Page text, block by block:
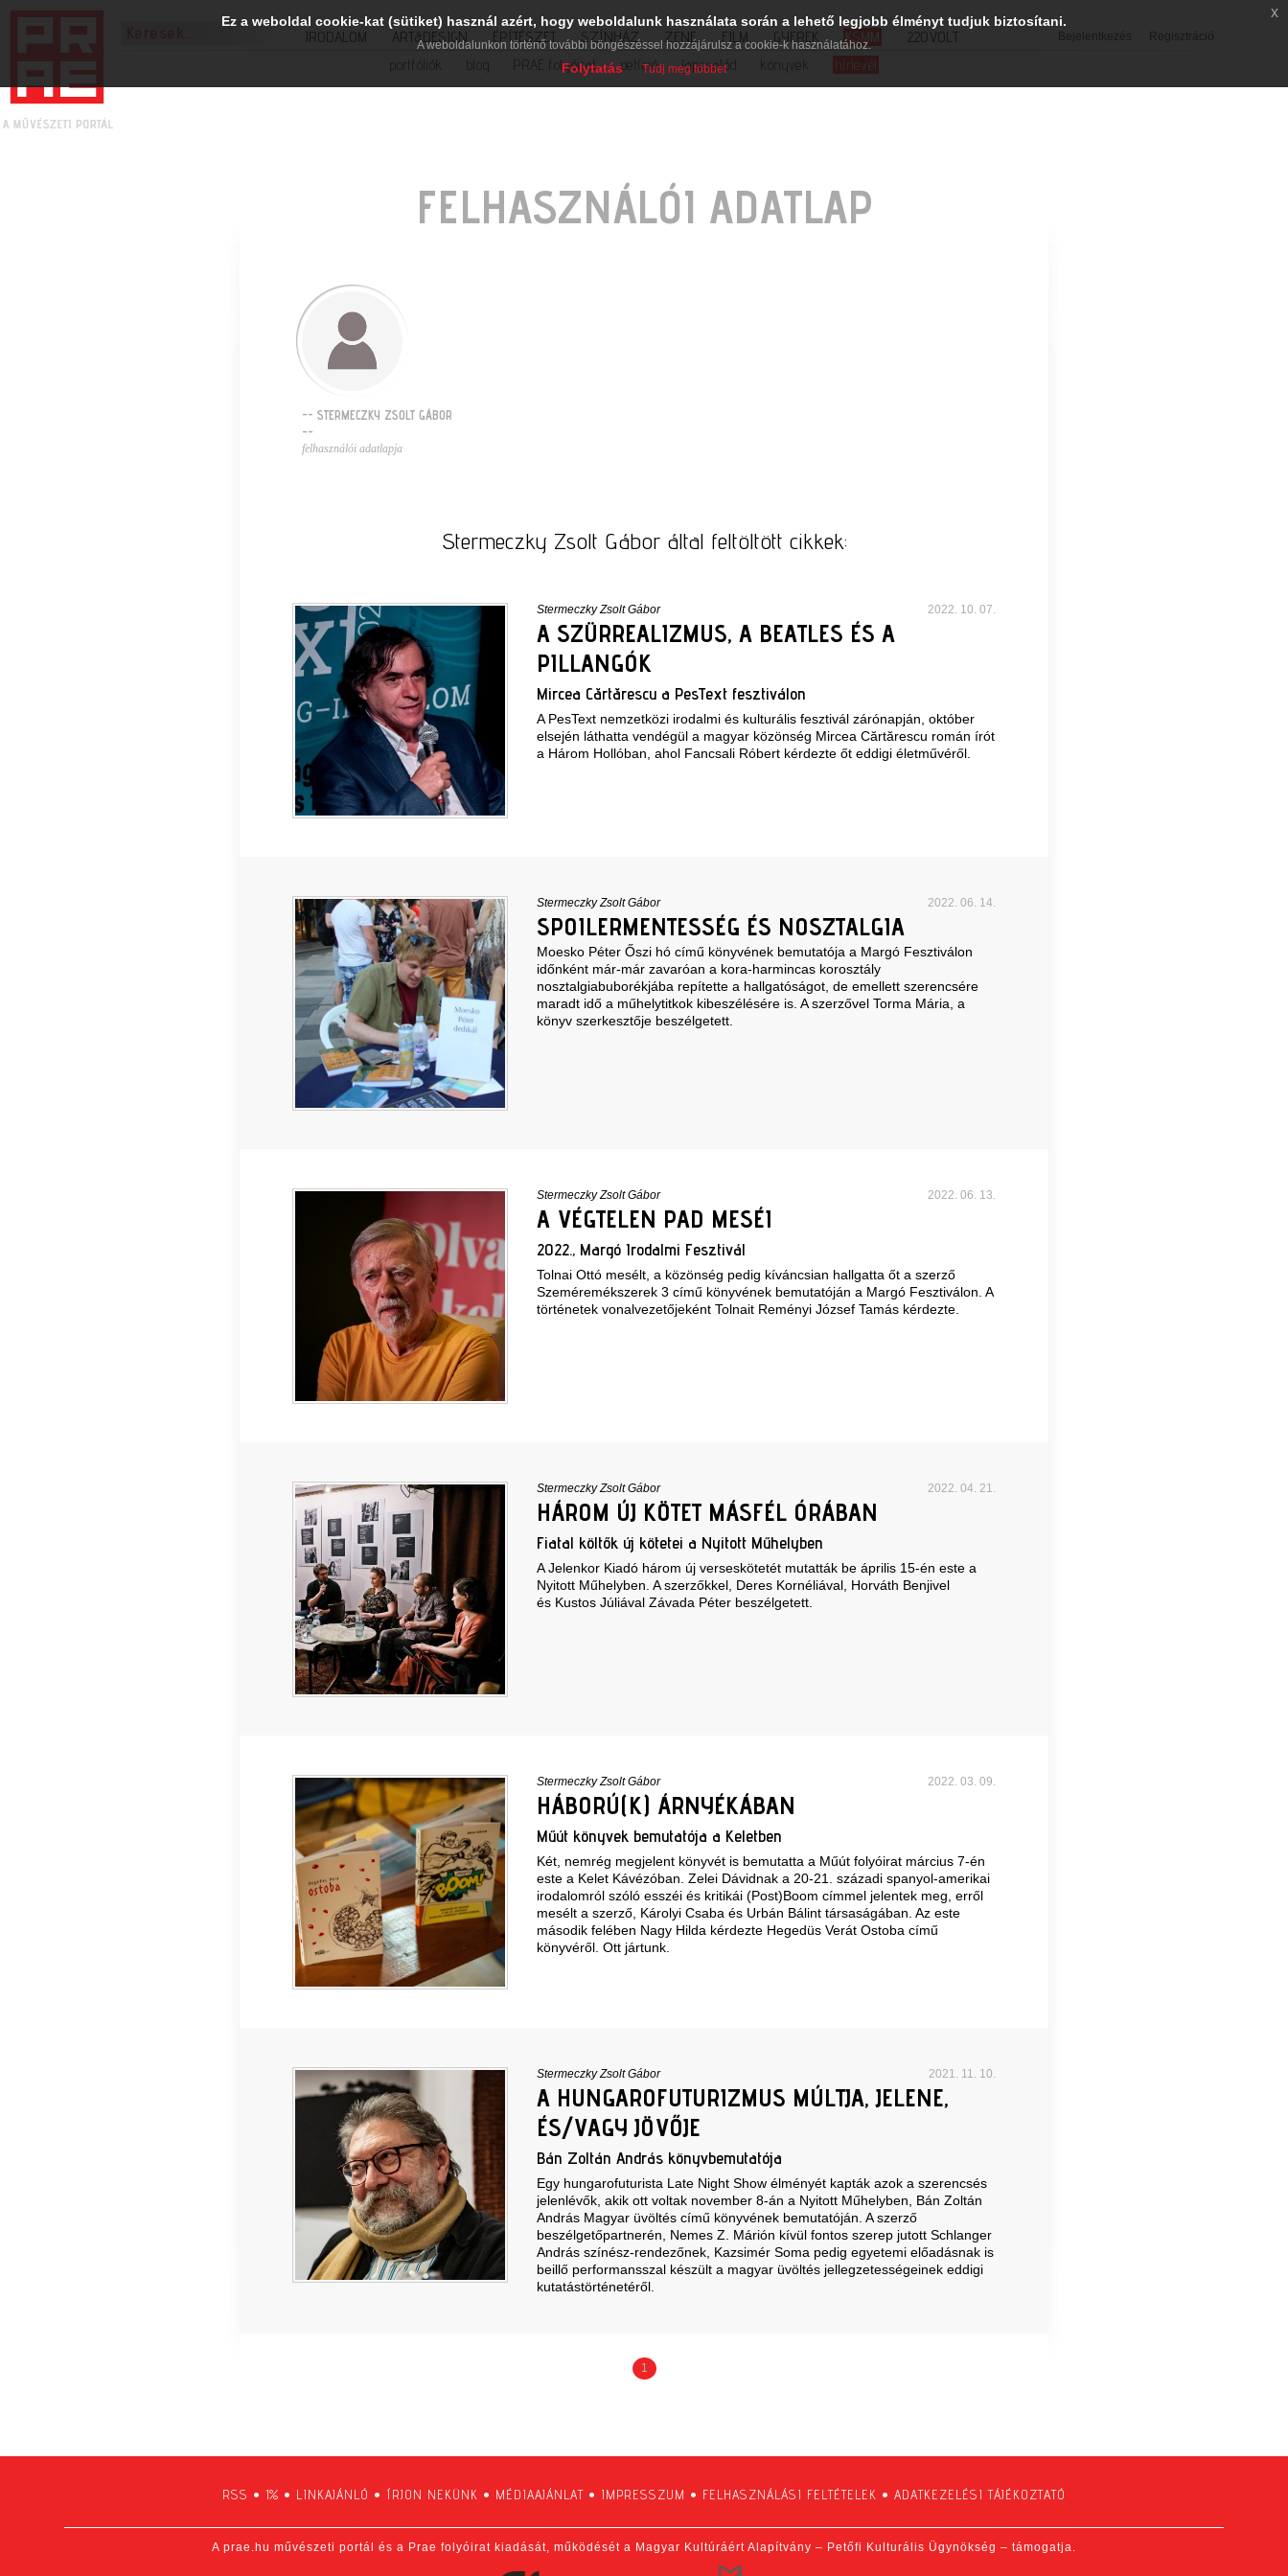
Bejelentkezés Regisztráció
IRODALOM ART&DESIGN ÉPÍTÉSZET SZÍNHÁZ ZENE FILM GYEREK KSMM
220VOLT
portfóliók
PRAE folyóirat petíció lapcsalád könyvek hírlevél
FELHASZNÁLÓI ADATLAP
-- STERMECZKY ZSOLT GÁBOR
--
felhasználói adatlapja
Stermeczky Zsolt Gábor által feltöltött cikkek:
Stermeczky Zsolt Gábor 2022. 10. 07.
A SZÜRREALIZMUS, A BEATLES ÉS A
PILLANGÓK
Mircea Cărtărescu a PesText fesztiválon
A PesText nemzetközi irodalmi és kulturális fesztivál zárónapján, október
elsején láthatta vendégül a magyar közönség Mircea Cărtărescu román írót
a Három Hollóban, ahol Fancsali Róbert kérdezte őt eddigi életművéről.
Stermeczky Zsolt Gábor 2022. 06. 14.
SPOILERMENTESSÉG ÉS NOSZTALGIA
Moesko Péter Őszi hó című könyvének bemutatója a Margó Fesztiválon
időnként már-már zavaróan a kora-harmincas korosztály
nosztalgiabuborékjába repítette a hallgatóságot, de emellett szerencsére
maradt idő a műhelytitkok kibeszélésére is. A szerzővel Torma Mária, a
könyv szerkesztője beszélgetett.
Stermeczky Zsolt Gábor 2022. 06. 13.
A VÉGTELEN PAD MESÉI
2022., Margó Irodalmi Fesztivál
Tolnai Ottó mesélt, a közönség pedig kíváncsian hallgatta őt a szerző
Szeméremékszerek 3 című könyvének bemutatóján a Margó Fesztiválon. A
történetek vonalvezetőjeként Tolnait Reményi József Tamás kérdezte.
Stermeczky Zsolt Gábor 2022. 04. 21.
HÁROM ÚJ KÖTET MÁSFÉL ÓRÁBAN
Fiatal költők új kötetei a Nyitott Műhelyben
A Jelenkor Kiadó három új verseskötetét mutatták be április 15-én este a
Nyitott Műhelyben. A szerzőkkel, Deres Kornéliával, Horváth Benjivel
és Kustos Júliával Závada Péter beszélgetett.
Stermeczky Zsolt Gábor 2022. 03. 09.
HÁBORÚ(K) ÁRNYÉKÁBAN
Műút könyvek bemutatója a Keletben
Két, nemrég megjelent könyvét is bemutatta a Műút folyóirat március 7-én
este a Kelet Kávézóban. Zelei Dávidnak a 20-21. századi spanyol-amerikai
irodalomról szóló esszéi és kritikái (Post)Boom címmel jelentek meg, erről
mesélt a szerző, Károlyi Csaba és Urbán Bálint társaságában. Az este
második felében Nagy Hilda kérdezte Hegedüs Verát Ostoba című
könyvéről. Ott jártunk.
Stermeczky Zsolt Gábor 2021. 11. 10.
A HUNGAROFUTURIZMUS MÚLTJA, JELENE,
ÉS/VAGY JÖVŐJE
Bán Zoltán András könyvbemutatója
Egy hungarofuturista Late Night Show élményét kapták azok a szerencsés
jelenlévők, akik ott voltak november 8-án a Nyitott Műhelyben, Bán Zoltán
András Magyar üvöltés című könyvének bemutatóján. A szerző
beszélgetőpartnerén, Nemes Z. Márión kívül fontos szerep jutott Schlanger
András színész-rendezőnek, Kazsimér Soma pedig egyetemi előadásnak is
beillő performansszal készült a magyar üvöltés jellegzetességeinek eddigi
kutatástörténetéről.
1
RSS • 1% • LINKAJÁNLÓ • ÍRJON NEKÜNK • MÉDIAAJÁNLAT • IMPRESSZUM • FELHASZNÁLÁSI FELTÉTELEK • ADATKEZELÉSI TÁJÉKOZTATÓ
A prae.hu művészeti portál és a Prae folyóirat kiadását, működését a Magyar Kultúráért Alapítvány – Petőfi Kulturális Ügynökség – támogatja.
Ez a weboldal cookie-kat (sütiket) használ azért, hogy weboldalunk használata során a lehető legjobb élményt tudjuk biztosítani.
A weboldalunkon történő további böngészéssel hozzájárulsz a cookie-k használatához.
Folytatás Tudj meg többet
x